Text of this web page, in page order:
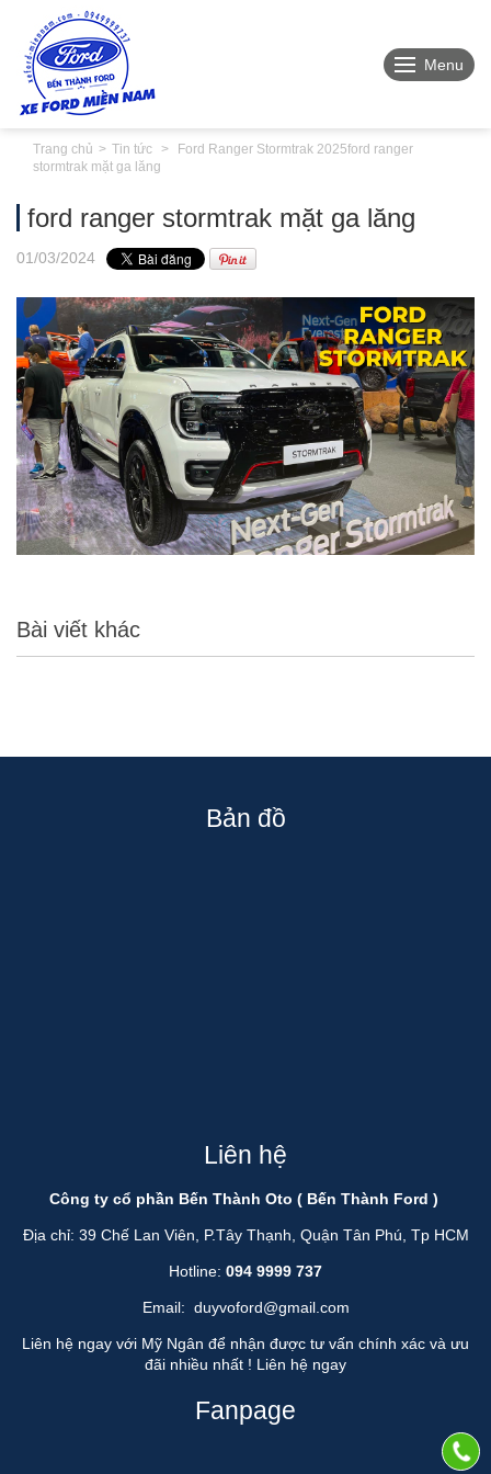
Menu
Trang chủ Tin tức Ford Ranger Stormtrak 2025ford ranger
stormtrak mặt ga lăng
ford ranger stormtrak mặt ga lăng
01/03/2024
Bài viết khác
Bản đồ
Liên hệ
Công ty cổ phần Bến Thành Oto ( Bến Thành Ford )
Địa chỉ: 39 Chế Lan Viên, P.Tây Thạnh, Quận Tân Phú, Tp HCM
Hotline: 094 9999 737
Email: duyvoford@gmail.com
Liên hệ ngay với Mỹ Ngân để nhận được tư vấn chính xác và ưu
đãi nhiều nhất ! Liên hệ ngay
Fanpage